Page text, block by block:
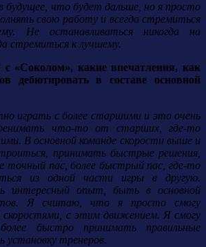
будущее, что будет дальше, но я просто
свою работу и всегда стремиться
Не останавливаться никогда на
стремиться к лучшему.
«Соколом», какие впечатления, как
дебютировать в составе основной
играть с более старшими и это очень
что-то от старших, где-то
В основной команде скорости выше и
принимать быстрые решения,
точный пас, более быстрый пас, где-то
из одной части игры в другую.
интересный опыт, быть в основной
Я считаю, что я просто смогу
скоростями, с этим движением. Я смогу
быстро принимать правильные
установку тренеров.